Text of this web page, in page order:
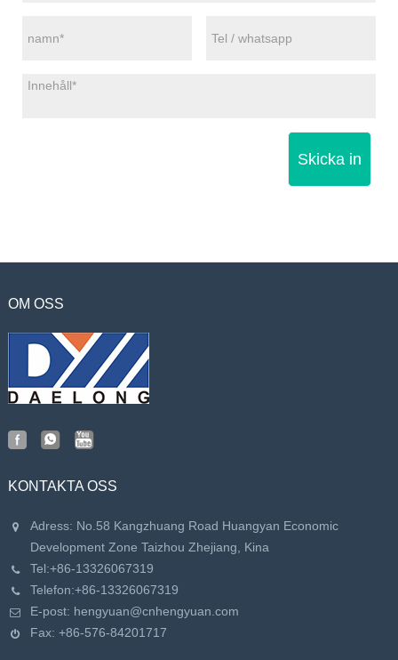
Skicka in
OM OSS
KONTAKTA OSS
Adress: No.58 Kangzhuang Road Huangyan Economic
Development Zone Taizhou Zhejiang, Kina
Tel:+86-13326067319
Telefon:+86-13326067319
E-post: hengyuan@cnhengyuan.com
Fax: +86-576-84201717